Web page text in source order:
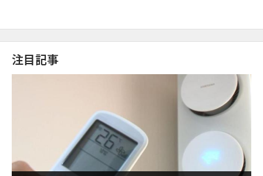
注目記事